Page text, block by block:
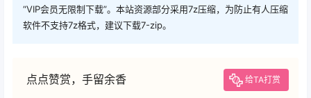
“VIP会员无限制下载”。本站资源部分采用7z压缩，为防止有人压缩
软件不支持7z格式，建议下载7-zip。
点点赞赏，手留余香 给TA打赏